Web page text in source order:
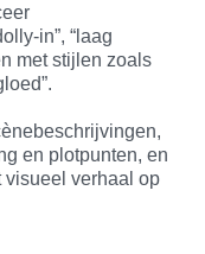
in”, “laag
met stijlen zoals
en plotpunten, en
visueel verhaal op